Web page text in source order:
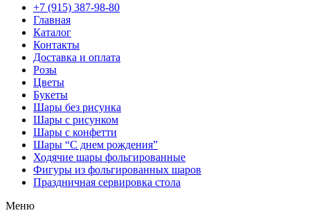
+7 (915) 387-98-80
Главная
Каталог
Контакты
Доставка и оплата
Розы
Цветы
Букеты
Шары без рисунка
Шары с рисунком
Шары с конфетти
Шары “С днем рождения”
Ходячие шары фольгированные
Фигуры из фольгированных шаров
Праздничная сервировка стола
Меню